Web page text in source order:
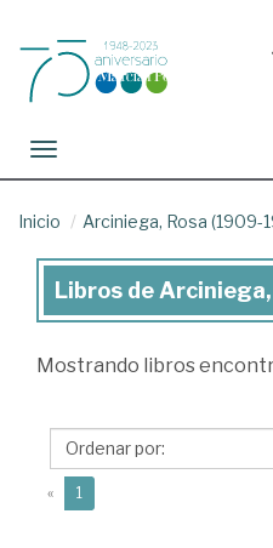
Toggle navigation
Inicio Arciniega, Rosa (1909-
Libros
Arciniega,
(1909-
1999)
Libros de
Mostrando libros
« 1